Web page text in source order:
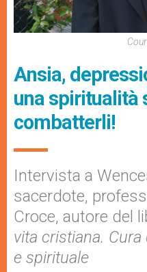
Ansia,
una spiritualità
combatterli!
Intervista a
sacerdote,
Croce, autore del
vita cristiana.
e spirituale